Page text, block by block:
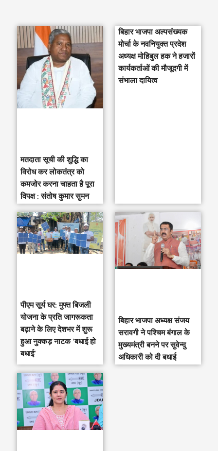
मतदाता सूची की शुद्धि का
विरोध कर लोकतंत्र को
कमजोर करना चाहता है पूरा
विपक्ष : संतोष कुमार सुमन
बिहार भाजपा अल्पसंख्यक
मोर्चा के नवनियुक्त प्रदेश
अध्यक्ष मोहिबुल हक ने हजारों
कार्यकर्ताओं की मौजूदगी में
संभाला दायित्व
पीएम सूर्य घर: मुफ्त बिजली
योजना के प्रति जागरूकता
बढ़ाने के लिए देशभर में शुरू
हुआ नुक्कड़ नाटक ‘बधाई हो
बधाई’
‎बिहार भाजपा अध्यक्ष संजय
सरावगी ने पश्चिम बंगाल के
मुख्यमंत्री बनने पर सुवेन्दु
अधिकारी को दी बधाई